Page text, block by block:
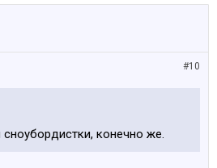
#10
конечно же.